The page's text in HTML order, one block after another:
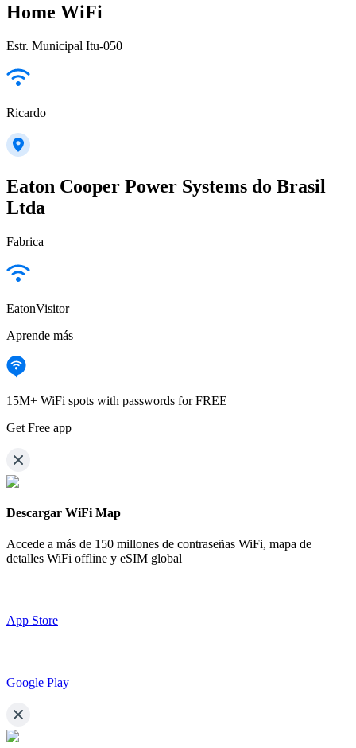
Home WiFi
Estr. Municipal Itu-050
Ricardo
Eaton Cooper Power Systems do Brasil
Ltda
Fabrica
EatonVisitor
Aprende más
15M+ WiFi spots with passwords for FREE
Get Free app
Descargar WiFi Map
Accede a más de 150 millones de contraseñas WiFi, mapa de
detalles WiFi offline y eSIM global
App Store
Google Play